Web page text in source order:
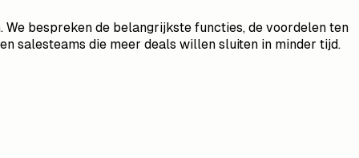
bespreken de belangrijkste functies, de voordelen ten
salesteams die meer deals willen sluiten in minder tijd.